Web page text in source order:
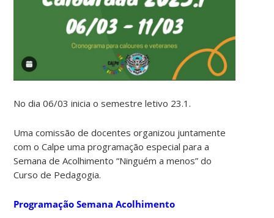
No dia 06/03 inicia o semestre letivo 23.1.
Uma comissão de docentes organizou juntamente
com o Calpe uma programação especial para a
Semana de Acolhimento “Ninguém a menos” do
Curso de Pedagogia.
Programação Semana Acolhimento